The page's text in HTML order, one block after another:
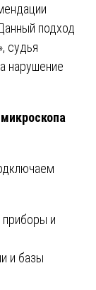
подход
судья
нарушение
приборы и
и базы